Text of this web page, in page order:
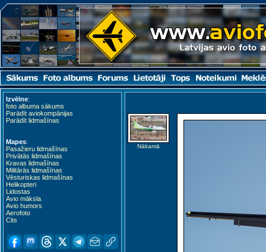
Izvēlne:
foto albuma sākums
Parādīt aviokompānijas
Parādīt lidmašīnas
Mapes:
Pasažieru lidmašīnas
Privātās lidmašīnas
Kravas lidmašīnas
Militārās lidmašīnas
Vēsturiskas lidmašīnas
Helikopteri
Lidostas
Avio māksla
Avio humors
Aerofoto
Cits
Nākamā